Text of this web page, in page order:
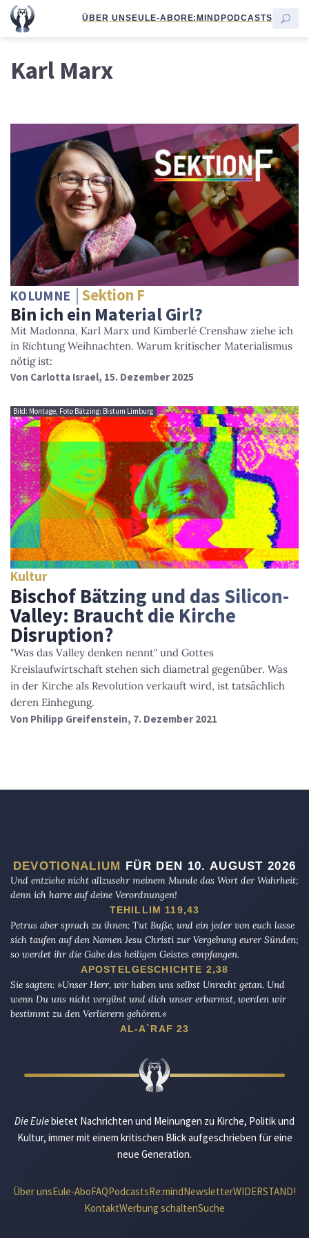
ÜBER UNSEULE-ABORE:MINDPODCASTS
Karl Marx
KOLUMNE Sektion F
Bin ich ein Material Girl?
Mit Madonna, Karl Marx und Kimberlé Crenshaw ziehe ich
in Richtung Weihnachten. Warum kritischer Materialismus
nötig ist:
Von Carlotta Israel, 15. Dezember 2025
Bild: Montage, Foto Bätzing: Bistum Limburg
Kultur
Bischof Bätzing und das Silicon-
Valley: Braucht die Kirche
Disruption?
"Was das Valley denken nennt" und Gottes
Kreislaufwirtschaft stehen sich diametral gegenüber. Was
in der Kirche als Revolution verkauft wird, ist tatsächlich
deren Einhegung.
Von Philipp Greifenstein, 7. Dezember 2021
DEVOTIONALIUM FÜR DEN 10. AUGUST 2026
Und entziehe nicht allzusehr meinem Munde das Wort der Wahrheit;
denn ich harre auf deine Verordnungen!
TEHILLIM 119,43
Petrus aber sprach zu ihnen: Tut Buße, und ein jeder von euch lasse
sich taufen auf den Namen Jesu Christi zur Vergebung eurer Sünden;
so werdet ihr die Gabe des heiligen Geistes empfangen.
APOSTELGESCHICHTE 2,38
Sie sagten: »Unser Herr, wir haben uns selbst Unrecht getan. Und
wenn Du uns nicht vergibst und dich unser erbarmst, werden wir
bestimmt zu den Verlierern gehören.«
AL-A`RAF 23
Die Eulebietet Nachrichten und Meinungen zu Kirche, Politik und
Kultur, immer mit einem kritischen Blick aufgeschrieben für eine
neue Generation.
Über unsEule-AboFAQPodcastsRe:mindNewsletterWIDERSTAND!
KontaktWerbung schaltenSuche